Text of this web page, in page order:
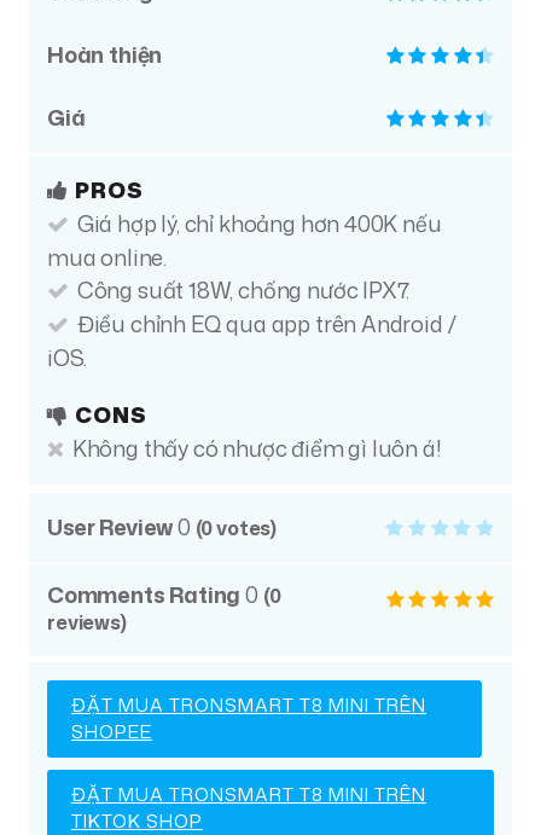
Hoàn thiện
Giá
PROS
Giá hợp lý, chỉ khoảng hơn 400K nếu
mua online.
Công suất 18W, chống nước IPX7.
Điều chỉnh EQ qua app trên Android /
iOS.
CONS
Không thấy có nhược điểm gì luôn á!
User Review0 (0votes)
Comments Rating0 (0
reviews)
ĐẶT MUA TRONSMART T8 MINI TRÊN
SHOPEE
ĐẶT MUA TRONSMART T8 MINI TRÊN
TIKTOK SHOP